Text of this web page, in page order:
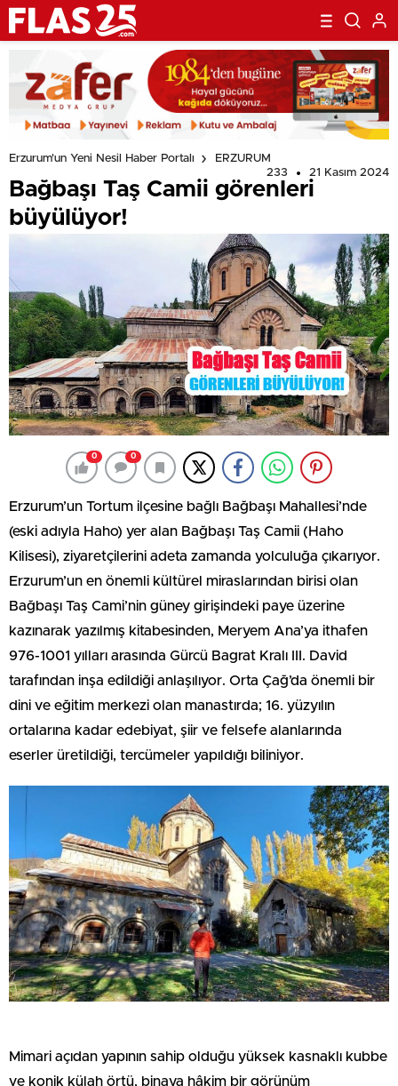
Erzurum'un Yeni Nesil Haber Portalı
ERZURUM
233
21 Kasım 2024
Bağbaşı Taş Camii görenleri
büyülüyor!
0 0
Erzurum’un Tortum ilçesine bağlı Bağbaşı Mahallesi’nde
(eski adıyla Haho) yer alan Bağbaşı Taş Camii (Haho
Kilisesi), ziyaretçilerini adeta zamanda yolculuğa çıkarıyor.
Erzurum’un en önemli kültürel miraslarından birisi olan
Bağbaşı Taş Cami’nin güney girişindeki paye üzerine
kazınarak yazılmış kitabesinden, Meryem Ana’ya ithafen
976-1001 yılları arasında Gürcü Bagrat Kralı III. David
tarafından inşa edildiği anlaşılıyor. Orta Çağ’da önemli bir
dini ve eğitim merkezi olan manastırda; 16. yüzyılın
ortalarına kadar edebiyat, şiir ve felsefe alanlarında
eserler üretildiği, tercümeler yapıldığı biliniyor.
Mimari açıdan yapının sahip olduğu yüksek kasnaklı kubbe
ve konik külah örtü, binaya hâkim bir görünüm